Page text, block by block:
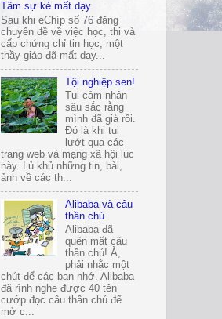
Tâm sự kẻ mất dạy
Sau khi eChíp số 76 đăng
chuyên đề về việc học, thi và
cấp chứng chỉ tin học, một
thầy-giáo-đã-mất-dạy...
Tội nghiệp sen!
Tui cảm nhận
sâu sắc rằng
mình đã già rồi.
Đó là khi tui
lướt qua các
trang web và mạng xã hội lúc
này. Lủ khủ những tin, bài,
ảnh về các th...
Alibaba và câu
thần chú
Alibaba đã
quên mất câu
thần chú! À,
phải nhắc một
chút để các bạn nhớ. Alibaba
đã rình nghe được 40 tên
cướp đọc câu thần chú để
mở c...